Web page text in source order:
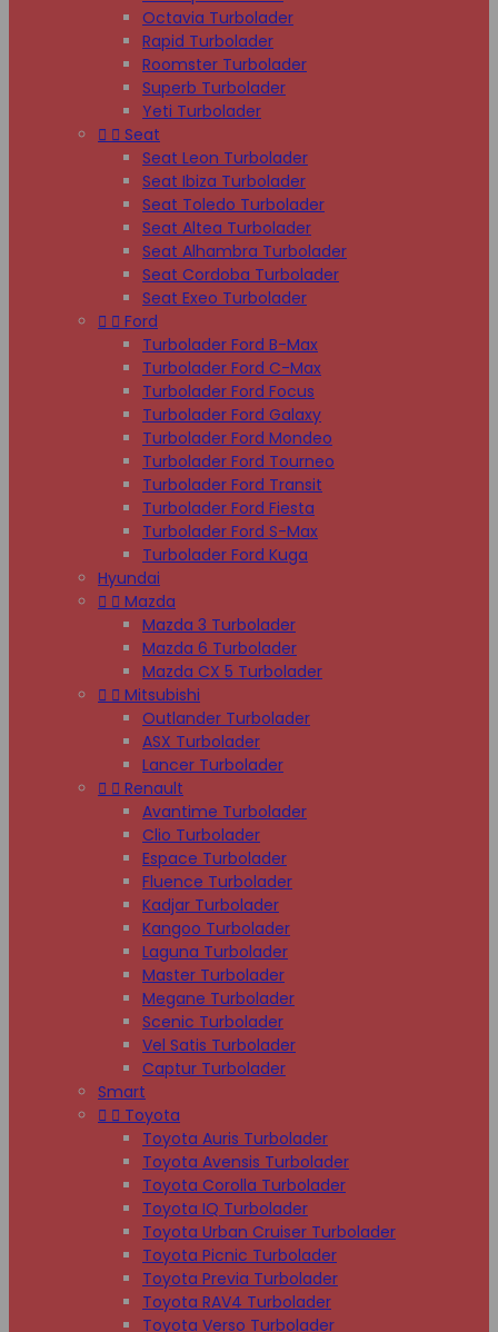
Octavia Turbolader
Rapid Turbolader
Roomster Turbolader
Superb Turbolader
Yeti Turbolader
  Seat
Seat Leon Turbolader
Seat Ibiza Turbolader
Seat Toledo Turbolader
Seat Altea Turbolader
Seat Alhambra Turbolader
Seat Cordoba Turbolader
Seat Exeo Turbolader
  Ford
Turbolader Ford B-Max
Turbolader Ford C-Max
Turbolader Ford Focus
Turbolader Ford Galaxy
Turbolader Ford Mondeo
Turbolader Ford Tourneo
Turbolader Ford Transit
Turbolader Ford Fiesta
Turbolader Ford S-Max
Turbolader Ford Kuga
Hyundai
  Mazda
Mazda 3 Turbolader
Mazda 6 Turbolader
Mazda CX 5 Turbolader
  Mitsubishi
Outlander Turbolader
ASX Turbolader
Lancer Turbolader
  Renault
Avantime Turbolader
Clio Turbolader
Espace Turbolader
Fluence Turbolader
Kadjar Turbolader
Kangoo Turbolader
Laguna Turbolader
Master Turbolader
Megane Turbolader
Scenic Turbolader
Vel Satis Turbolader
Captur Turbolader
Smart
  Toyota
Toyota Auris Turbolader
Toyota Avensis Turbolader
Toyota Corolla Turbolader
Toyota IQ Turbolader
Toyota Urban Cruiser Turbolader
Toyota Picnic Turbolader
Toyota Previa Turbolader
Toyota RAV4 Turbolader
Toyota Verso Turbolader